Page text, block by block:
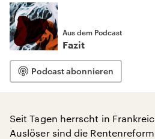
Aus dem Podcast
Fazit
Podcast abonnieren
Seit Tagen herrscht in
Auslöser sind die